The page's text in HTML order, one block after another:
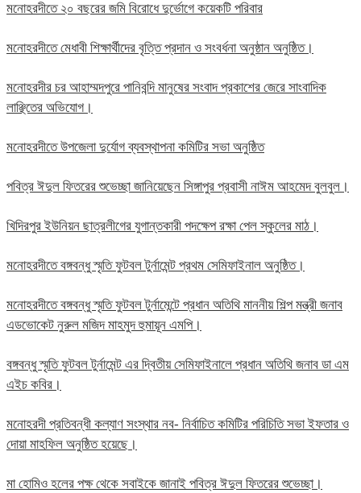
মনোহরদীতে ২০ বছরের জমি বিরোধে দুর্ভোগে কয়েকটি পরিবার
মনোহরদীতে মেধাবী শিক্ষার্থীদের বৃত্তি প্রদান ও সংবর্ধনা অনুষ্ঠান অনুষ্ঠিত।
মনোহরদীর চর আহাম্মদপুরে পানিবন্দি মানুষের সংবাদ প্রকাশের জেরে সাংবাদিক
লাঞ্ছিতের অভিযোগ।
মনোহরদীতে উপজেলা দুর্যোগ ব্যবস্থাপনা কমিটির সভা অনুষ্ঠিত
পবিত্র ঈদুল ফিতরের শুভেচ্ছা জানিয়েছেন সিঙ্গাপুর প্রবাসী নাঈম আহমেদ বুলবুল।
খিদিরপুর ইউনিয়ন ছাত্রলীগের যুগান্তকারী পদক্ষেপ রক্ষা পেল স্কুলের মাঠ।
মনোহরদীতে বঙ্গবন্ধু স্মৃতি ফুটবল টুর্নামেন্ট প্রথম সেমিফাইনাল অনুষ্ঠিত।
মনোহরদীতে বঙ্গবন্ধু স্মৃতি ফুটবল টুর্নামেন্টে প্রধান অতিথি মাননীয় শিল্প মন্ত্রী জনাব
এডভোকেট নুরুল মজিদ মাহমুদ হুমায়ূন এমপি।
বঙ্গবন্ধু স্মৃতি ফুটবল টুর্নামেন্ট এর দ্বিতীয় সেমিফাইনালে প্রধান অতিথি জনাব ডা এম
এইচ কবির।
মনোহরদী প্রতিবন্ধী কল্যাণ সংস্থার নব- নির্বাচিত কমিটির পরিচিতি সভা ইফতার ও
দোয়া মাহফিল অনুষ্ঠিত হয়েছে।
মা হোমিও হলের পক্ষ থেকে সবাইকে জানাই পবিত্র ঈদুল ফিতরের শুভেচ্ছা।